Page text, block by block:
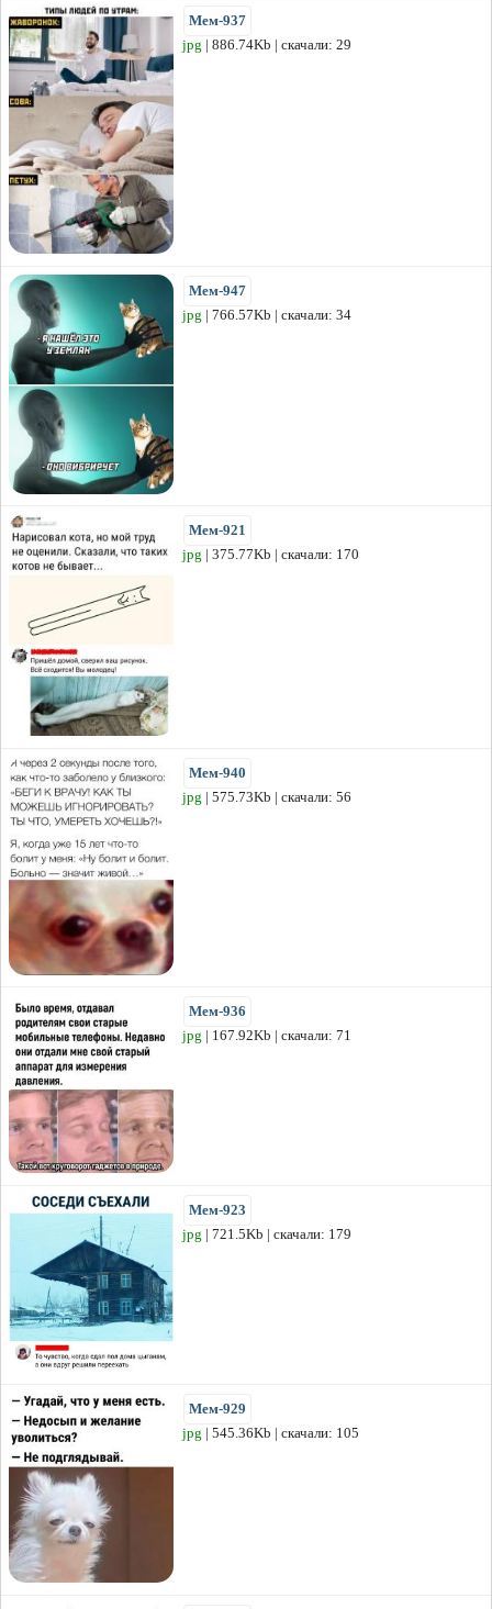
Мем-937
jpg | 886.74Kb | скачали: 29
Мем-947
jpg | 766.57Kb | скачали: 34
Мем-921
jpg | 375.77Kb | скачали: 170
Мем-940
jpg | 575.73Kb | скачали: 56
Мем-936
jpg | 167.92Kb | скачали: 71
Мем-923
jpg | 721.5Kb | скачали: 179
Мем-929
jpg | 545.36Kb | скачали: 105